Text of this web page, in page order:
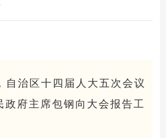
自治区十四届人大五次会议
政府主席包钢向大会报告工